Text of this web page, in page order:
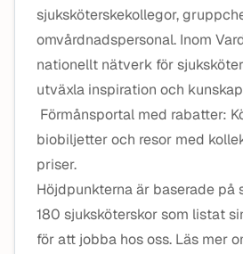
sjuksköterskekollegor,
omvårdnadspersonal. Inom
nationellt nätverk för
utväxla inspiration och
Förmånsportal med rabatter:
biobiljetter och resor med
priser.
Höjdpunkterna är baserade på
180 sjuksköterskor som listat
för att jobba hos oss. Läs mer